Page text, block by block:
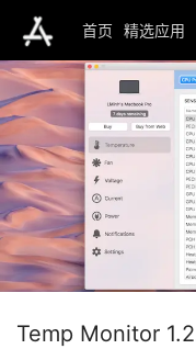
首页 精选应用
Temp Monitor